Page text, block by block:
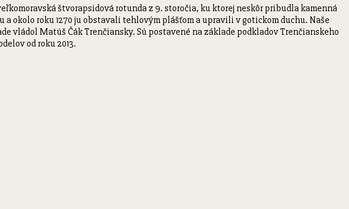
štvorapsidová rotunda z 9. storočia, ku ktorej neskôr pribudla kamenná
a okolo roku 1270 ju obstavali tehlovým plášťom a upravili v gotickom duchu. Naše
vládol Matúš Čák Trenčiansky. Sú postavené na základe podkladov Trenčianskeho
od roku 2013.